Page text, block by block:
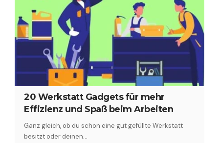
20 Werkstatt Gadgets für mehr
Effizienz und Spaß beim Arbeiten
Ganz gleich, ob du schon eine gut gefüllte Werkstatt
besitzt oder deinen…